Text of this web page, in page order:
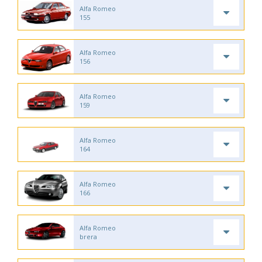
Alfa Romeo
155
Alfa Romeo
156
Alfa Romeo
159
Alfa Romeo
164
Alfa Romeo
166
Alfa Romeo
brera